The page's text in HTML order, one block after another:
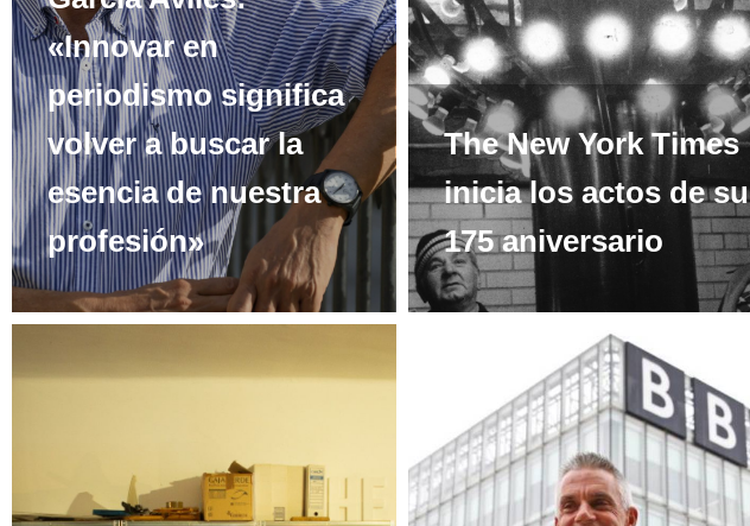
«Innovar en
periodismo significa
volver a buscar la
esencia de nuestra
profesión»
The New York Times
inicia los actos de su
175 aniversario